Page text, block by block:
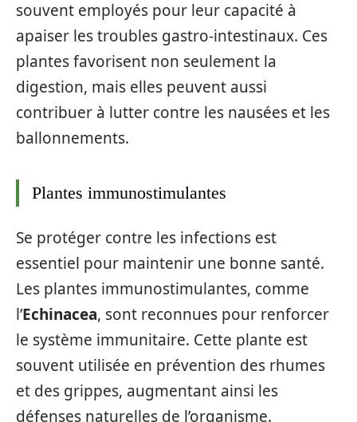
souvent employés pour leur capacité à
apaiser les troubles gastro-intestinaux. Ces
plantes favorisent non seulement la
digestion, mais elles peuvent aussi
contribuer à lutter contre les nausées et les
ballonnements.
Plantes immunostimulantes
Se protéger contre les infections est
essentiel pour maintenir une bonne santé.
Les plantes immunostimulantes, comme
l’Echinacea, sont reconnues pour renforcer
le système immunitaire. Cette plante est
souvent utilisée en prévention des rhumes
et des grippes, augmentant ainsi les
défenses naturelles de l’organisme.